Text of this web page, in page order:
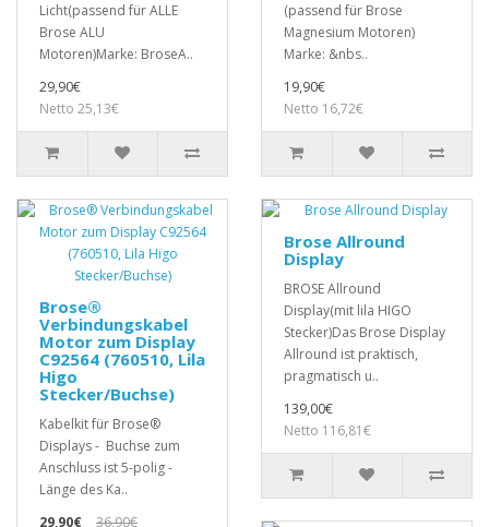
Licht(passend für ALLE
Brose ALU
Motoren)Marke: BroseA..
29,90€
Netto 25,13€
(passend für Brose
Magnesium Motoren)
Marke: &nbs..
19,90€
Netto 16,72€
Brose®
Verbindungskabel
Motor zum Display
C92564 (760510, Lila
Higo
Stecker/Buchse)
Kabelkit für Brose®
Displays - Buchse zum
Anschluss ist 5-polig -
Länge des Ka..
29,90€
36,90€
Brose Allround
Display
BROSE Allround
Display(mit lila HIGO
Stecker)Das Brose Display
Allround ist praktisch,
pragmatisch u..
139,00€
Netto 116,81€